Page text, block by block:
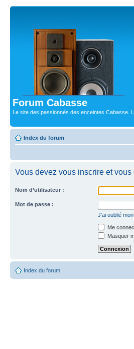
Forum Cabasse
Le site des passionnés des enceintes Cabasse.
Index du forum
Vous devez vous inscrire et
Nom d’utilisateur :
Mot de passe :
J’ai oublié
Me
Masquer
Index du forum